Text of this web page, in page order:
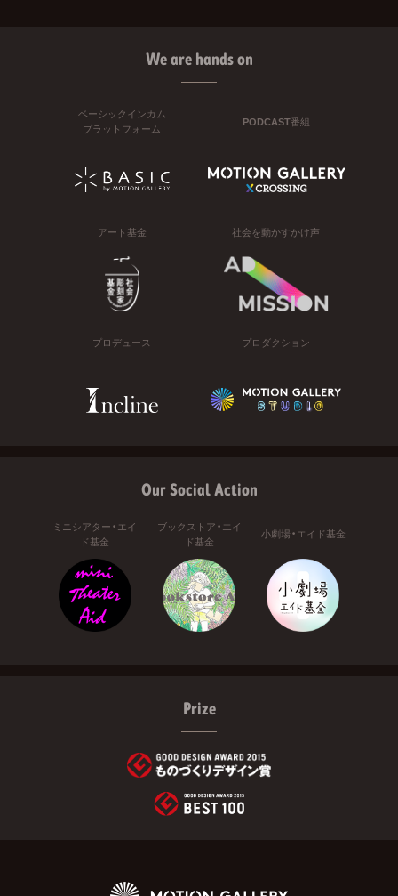
We are hands on
ベーシックインカム
プラットフォーム
PODCAST番組
アート基金 社会を動かすかけ声
プロデュース プロダクション
Our Social Action
ミニシアター・エイ
ド基金
ブックストア・エイ
ド基金
小劇場・エイド基金
Prize